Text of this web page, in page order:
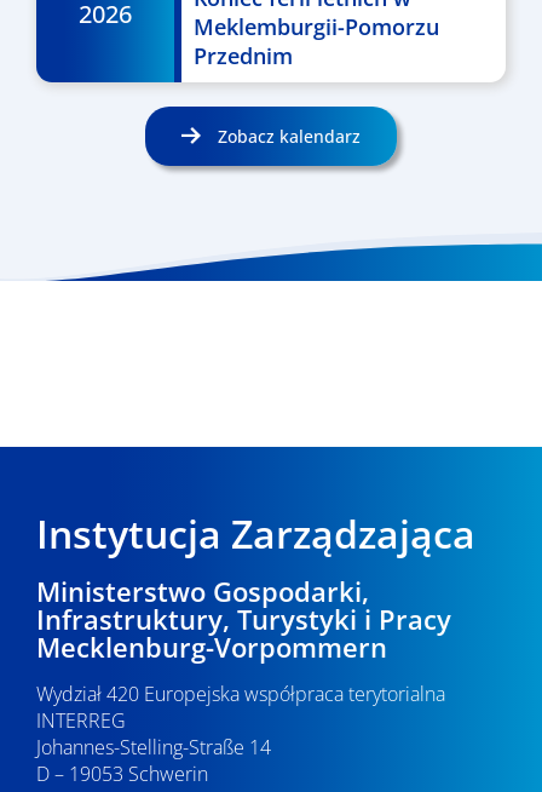
2026
Meklemburgii-Pomorzu
Przednim
Zobacz kalendarz
Instytucja Zarządzająca
Ministerstwo Gospodarki,
Infrastruktury, Turystyki i Pracy
Mecklenburg-Vorpommern
Wydział 420 Europejska współpraca terytorialna
INTERREG
Johannes-Stelling-Straße 14
D – 19053 Schwerin